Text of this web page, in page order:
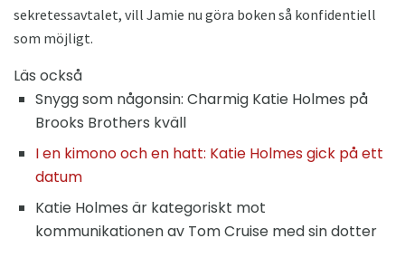
sekretessavtalet, vill Jamie nu göra boken så konfidentiell
som möjligt.
Läs också
Snygg som någonsin: Charmig Katie Holmes på
Brooks Brothers kväll
I en kimono och en hatt: Katie Holmes gick på ett
datum
Katie Holmes är kategoriskt mot
kommunikationen av Tom Cruise med sin dotter